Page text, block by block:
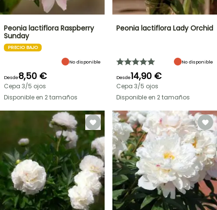
Peonia lactiflora Raspberry
Sunday
PRECIO BAJO
No disponible
Desde8,50 €
Cepa 3/5 ojos
Disponible en 2 tamaños
Peonia lactiflora Lady Orchid
No disponible
Desde14,90 €
Cepa 3/5 ojos
Disponible en 2 tamaños